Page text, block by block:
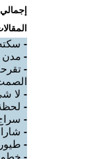
إجمالي
-
- مدن
-
- لا
-
-
-
-
-